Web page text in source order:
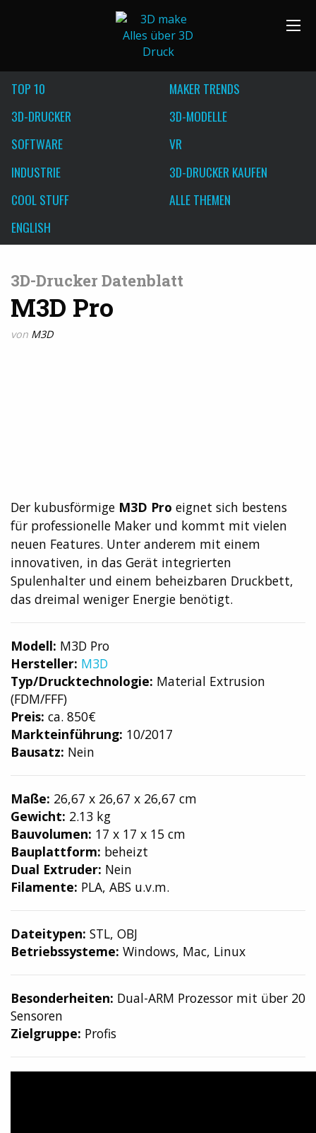
TOP 10
MAKER TRENDS
3D-DRUCKER
3D-MODELLE
SOFTWARE
VR
INDUSTRIE
3D-DRUCKER KAUFEN
COOL STUFF
ALLE THEMEN
ENGLISH
3D-Drucker Datenblatt
M3D Pro
von M3D
Der kubusförmige M3D Pro eignet sich bestens
für professionelle Maker und kommt mit vielen
neuen Features. Unter anderem mit einem
innovativen, in das Gerät integrierten
Spulenhalter und einem beheizbaren Druckbett,
das dreimal weniger Energie benötigt.
Modell: M3D Pro
Hersteller: M3D
Typ/Drucktechnologie: Material Extrusion
(FDM/FFF)
Preis: ca. 850€
Markteinführung: 10/2017
Bausatz: Nein
Maße: 26,67 x 26,67 x 26,67 cm
Gewicht: 2.13 kg
Bauvolumen: 17 x 17 x 15 cm
Bauplattform: beheizt
Dual Extruder: Nein
Filamente: PLA, ABS u.v.m.
Dateitypen: STL, OBJ
Betriebssysteme: Windows, Mac, Linux
Besonderheiten: Dual-ARM Prozessor mit über 20
Sensoren
Zielgruppe: Profis